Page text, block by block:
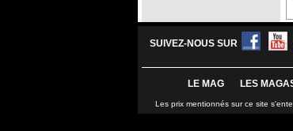
SUIVEZ-NOUS SUR
LE MAG LES
Les prix mentionnés sur ce site